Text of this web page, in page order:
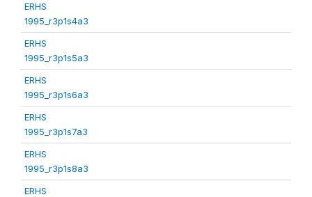
ERHS
1995_r3p1s4a3
ERHS
1995_r3p1s5a3
ERHS
1995_r3p1s6a3
ERHS
1995_r3p1s7a3
ERHS
1995_r3p1s8a3
ERHS